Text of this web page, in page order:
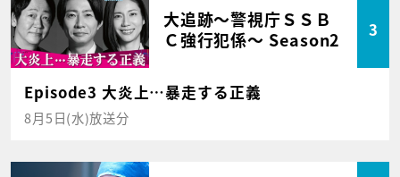
大追跡～警視庁ＳＳＢ
Ｃ強行犯係～ Season2
3
Episode3 大炎上…暴走する正義
8月5日(水)放送分